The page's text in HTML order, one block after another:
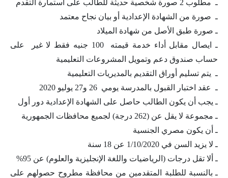
ـ مطلوب 2 صورة شخصية حديثة للطالب على استمارة التقدم
ـ صورة من الشهادة الإعدادية أو بيان نجاح معتمد
ـ صورة طبق الأصل من شهادة الميلاد
ـ ايصال مقابل أداء خدمة قيمته 100 جنيه فقط لا غير على
حساب صندوق دعم وتمويل المشروعات التعليمية
ـ يتم تسليم أوراق التقديم بالمديريات التعليمية
ـ عقد اختبار القبول بالمدرسة يومي 26 و27 يوليو 2020
ـ يجب أن يكون الطالب حاصل على الشهادة الإعدادية دور أول
ـ مجموعة لا يقل عن (262 درجة) لجميع محافظات الجمهورية
ـ أن يكون مصري الجنسية
ـ لا يزيد السن في 1/10/2020 عن 18 سنة
ـ ألا تقل درجات (الرياضيات واللغة الإنجليزية والعلوم) عن 95%
ـ بالنسبة للطلبة المتقدمين من محافظة مطروح حصولهم على